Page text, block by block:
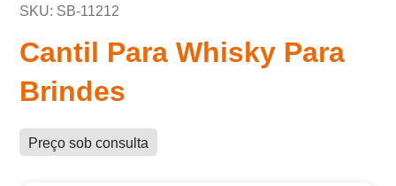
SKU: SB-11212
Cantil Para Whisky Para
Brindes
Preço sob consulta